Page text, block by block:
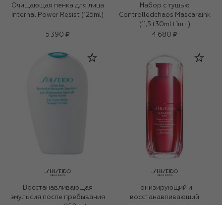
Очищающая пенка для лица
Internal Power Resist (125ml)
5 390 ₽
Набор c тушью
Controlledchaos Mascaraink
(11,5+30ml+1шт.)
4 680 ₽
Восстанавливающая
эмульсия после пребывания
Тонизирующий и
восстанавливающий